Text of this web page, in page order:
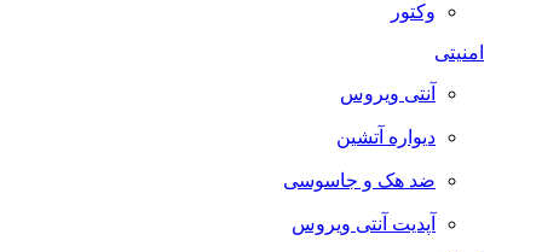
وکتور
امنیتی
آنتی ویروس
دیواره آتشین
ضد هک و جاسوسی
آپدیت آنتی ویروس